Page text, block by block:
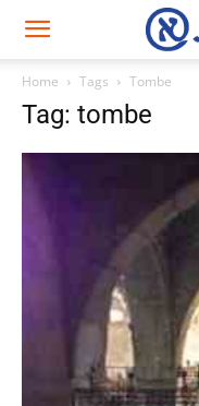
Home Tags Tombe
Tag: tombe